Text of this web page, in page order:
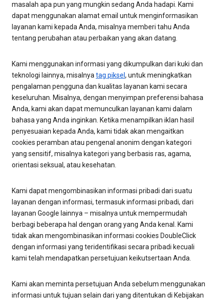
masalah apa pun yang mungkin sedang Anda hadapi. Kami
dapat menggunakan alamat email untuk menginformasikan
layanan kami kepada Anda, misalnya memberi tahu Anda
tentang perubahan atau perbaikan yang akan datang.
Kami menggunakan informasi yang dikumpulkan dari kuki dan
teknologi lainnya, misalnyatag piksel , untuk meningkatkan
pengalaman pengguna dan kualitas layanan kami secara
keseluruhan. Misalnya, dengan menyimpan preferensi bahasa
Anda, kami akan dapat memunculkan layanan kami dalam
bahasa yang Anda inginkan. Ketika menampilkan iklan hasil
penyesuaian kepada Anda, kami tidak akan mengaitkan
cookies peramban atau pengenal anonim dengan kategori
yang sensitif, misalnya kategori yang berbasis ras, agama,
orientasi seksual, atau kesehatan.
Kami dapat mengombinasikan informasi pribadi dari suatu
layanan dengan informasi, termasuk informasi pribadi, dari
layanan Google lainnya – misalnya untuk mempermudah
berbagi beberapa hal dengan orang yang Anda kenal. Kami
tidak akan mengombinasikan informasi cookies DoubleClick
dengan informasi yang teridentifikasi secara pribadi kecuali
kami telah mendapatkan persetujuan keikutsertaan Anda.
Kami akan meminta persetujuan Anda sebelum menggunakan
informasi untuk tujuan selain dari yang ditentukan di Kebijakan